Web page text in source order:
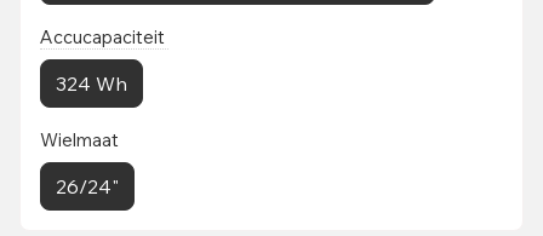
Accucapaciteit
324 Wh
Wielmaat
26/24"